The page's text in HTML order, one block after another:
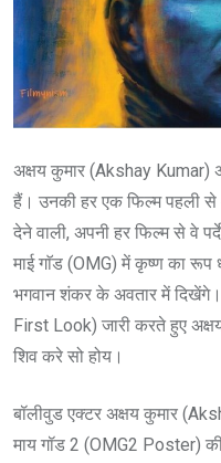
अक्षय कुमार (Akshay Kumar)
हैं। उनकी हर एक फिल्म पहली से
देने वाली, अपनी हर फिल्म से वे
माई गाॅड (OMG) में कृष्ण का
भगवान शंकर के अवतार में
First Look) जारी करते हुए
शिव करे सो होय।
बॉलीवुड एक्टर अक्षय कुमार
माय गॉड 2 (OMG2 Poster)